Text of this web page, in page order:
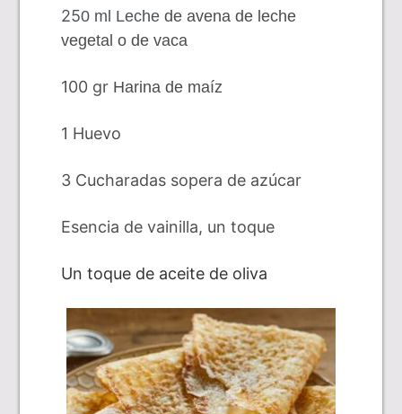
250 ml Lechede avena de leche
vegetal o de vaca
100 gr Harina de maíz
1 Huevo
3 Cucharadas sopera de azúcar
Esencia de vainilla, un toque
Un toque de aceite de oliva